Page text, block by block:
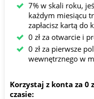
7% w skali roku,
każdym miesiącu
zapłacisz kartą do
0 zł za otwarcie i
0 zł za pierwsze
wewnętrznego w
Korzystaj z konta za 0
czasie: